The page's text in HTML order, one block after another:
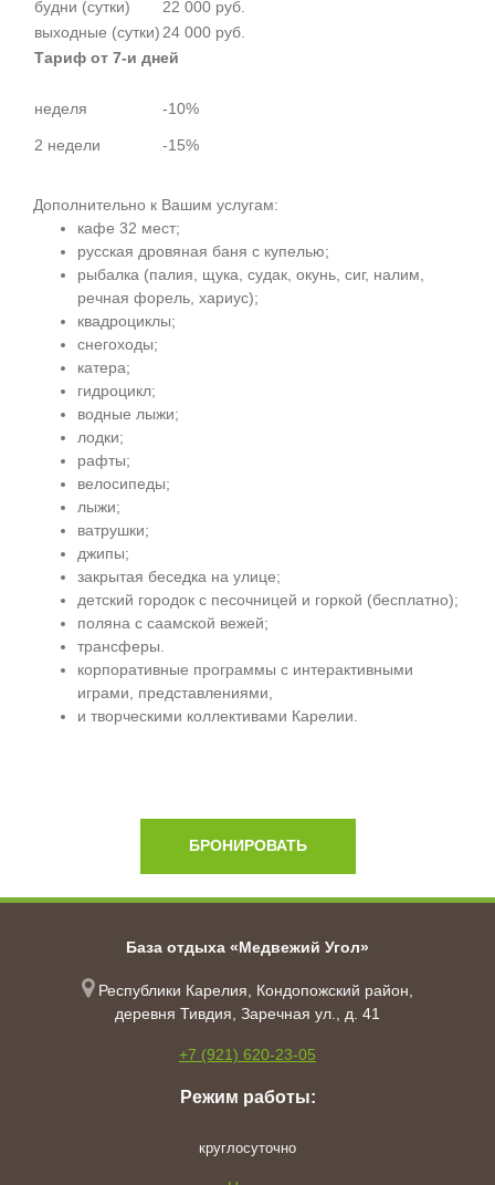
будни (сутки)
22 000 руб.
выходные (сутки) 24 000 руб.
Тариф от 7-и дней
неделя -10%
2 недели -15%
Дополнительно к Вашим услугам:
кафе 32 мест;
русская дровяная баня с купелью;
рыбалка (палия, щука, судак, окунь, сиг, налим,
речная форель, хариус);
квадроциклы;
снегоходы;
катера;
гидроцикл;
водные лыжи;
лодки;
рафты;
велосипеды;
лыжи;
ватрушки;
джипы;
закрытая беседка на улице;
детский городок с песочницей и горкой (бесплатно);
поляна с саамской вежей;
трансферы.
корпоративные программы с интерактивными
играми, представлениями,
и творческими коллективами Карелии.
БРОНИРОВАТЬ
База отдыха «Медвежий Угол»
Республики Карелия, Кондопожский район,
деревня Тивдия, Заречная ул., д. 41
+7 (921) 620-23-05
Режим работы:
круглосуточно